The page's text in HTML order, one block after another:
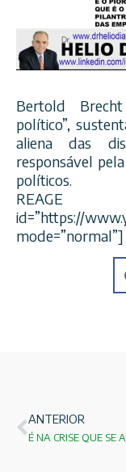
Bertold
político”,
aliena das
responsável
políticos.
id=”https://
mode=”normal”]
ANTERIOR